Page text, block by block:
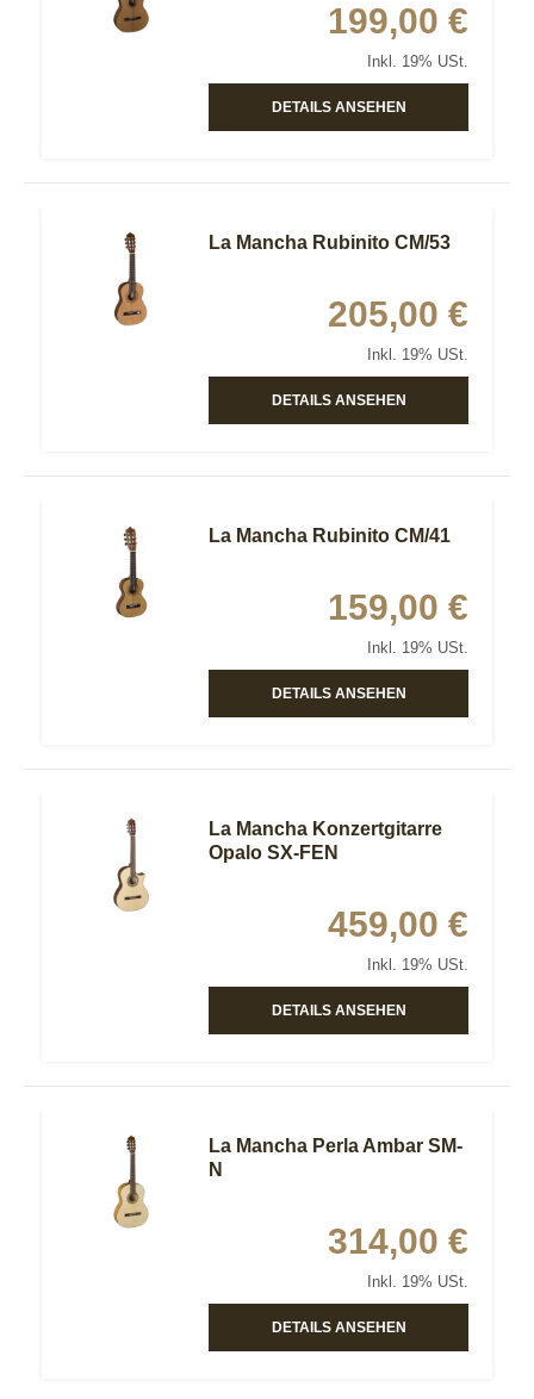
199,00 €
Inkl. 19% USt.
DETAILS ANSEHEN
La Mancha Rubinito CM/53
205,00 €
Inkl. 19% USt.
DETAILS ANSEHEN
La Mancha Rubinito CM/41
159,00 €
Inkl. 19% USt.
DETAILS ANSEHEN
La Mancha Konzertgitarre
Opalo SX-FEN
459,00 €
Inkl. 19% USt.
DETAILS ANSEHEN
La Mancha Perla Ambar SM-
N
314,00 €
Inkl. 19% USt.
DETAILS ANSEHEN